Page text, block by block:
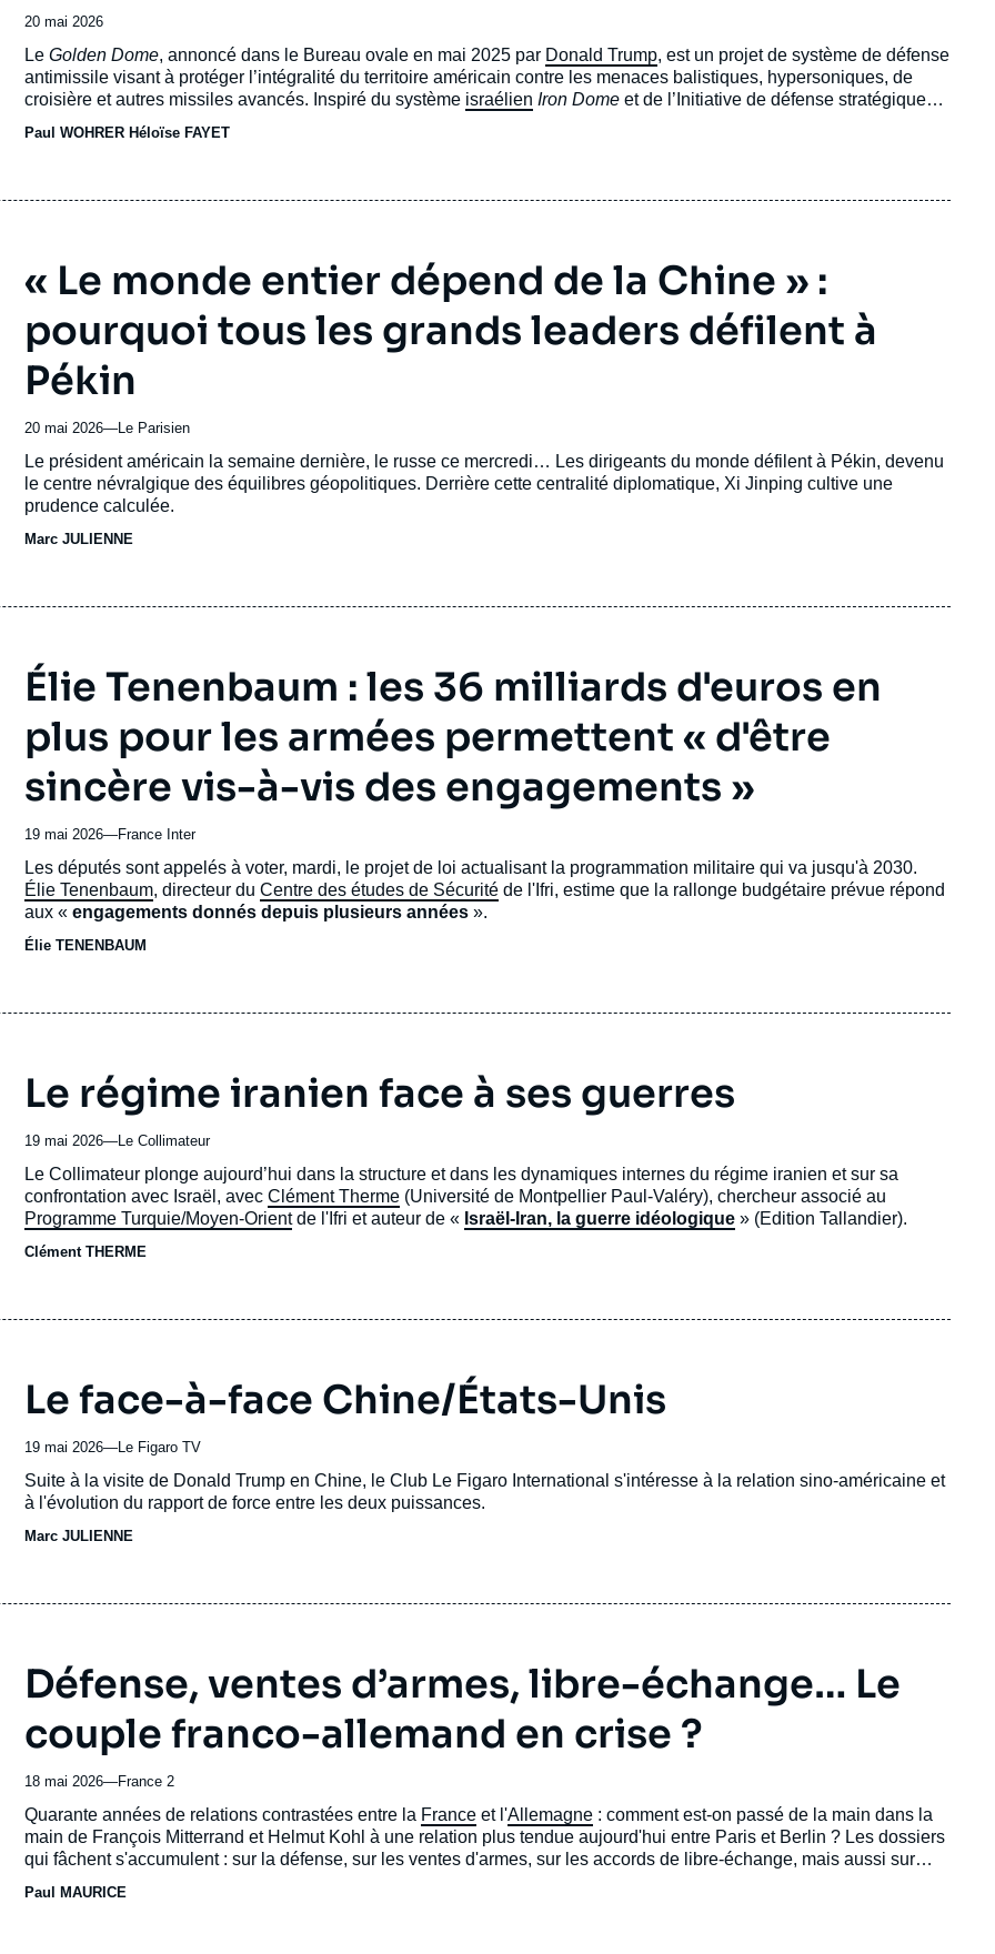
Date
de
publication
20 mai 2026
Accroche
Le Golden Dome, annoncé dans le Bureau ovale en mai 2025 par Donald Trump, est un projet de système de défense
antimissile visant à protéger l’intégralité du territoire américain contre les menaces balistiques, hypersoniques, de
croisière et autres missiles avancés. Inspiré du système israélien Iron Dome et de l’Initiative de défense stratégique
(IDS) des années 1980, ce programme s’appuie sur une architecture multicouche intégrant des capteurs et des
intercepteurs, dont une composante spatiale comprenant des intercepteurs orbitaux capables de détruire des missiles
Paul WOHRER Héloïse FAYET
« Le monde entier dépend de la Chine » :
pourquoi tous les grands leaders défilent à
Pékin
20 mai 2026—Nom
journal,
revue
ou
émission
Le Parisien
Accroche
Le président américain la semaine dernière, le russe ce mercredi… Les dirigeants du monde défilent à Pékin, devenu
le centre névralgique des équilibres géopolitiques. Derrière cette centralité diplomatique, Xi Jinping cultive une
prudence calculée.
Marc JULIENNE
Élie Tenenbaum : les 36 milliards d'euros en
plus pour les armées permettent « d'être
sincère vis-à-vis des engagements »
19 mai 2026—Nom
journal,
revue
ou
émission
France Inter
Accroche
Les députés sont appelés à voter, mardi, le projet de loi actualisant la programmation militaire qui va jusqu'à 2030.
Élie Tenenbaum, directeur du Centre des études de Sécurité de l'Ifri, estime que la rallonge budgétaire prévue répond
aux « engagements donnés depuis plusieurs années ».
Élie TENENBAUM
Le régime iranien face à ses guerres
19 mai 2026—Nom
journal,
revue
ou
émission
Le Collimateur
Accroche
Le Collimateur plonge aujourd’hui dans la structure et dans les dynamiques internes du régime iranien et sur sa
confrontation avec Israël, avec Clément Therme (Université de Montpellier Paul-Valéry), chercheur associé au
Programme Turquie/Moyen-Orientde l'Ifri et auteur de « Israël-Iran, la guerre idéologique » (Edition Tallandier).
Clément THERME
Le face-à-face Chine/États-Unis
19 mai 2026—Nom
du
journal,
revue
ou
Le Figaro TV
Accroche
Suite à la visite de Donald Trump en Chine, le Club Le Figaro International s'intéresse à la relation sino-américaine et
à l'évolution du rapport de force entre les deux puissances.
Marc JULIENNE
Défense, ventes d’armes, libre-échange… Le
couple franco-allemand en crise ?
18 mai 2026—Nom
journal,
revue
ou
émission
France 2
Accroche
Quarante années de relations contrastées entre la France et l'Allemagne : comment est-on passé de la main dans la
main de François Mitterrand et Helmut Kohl à une relation plus tendue aujourd'hui entre Paris et Berlin ? Les dossiers
qui fâchent s'accumulent : sur la défense, sur les ventes d'armes, sur les accords de libre-échange, mais aussi sur
Paul MAURICE